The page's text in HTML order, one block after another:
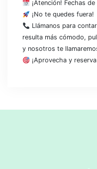
¡Atención! Fechas
¡No te quedes fuera!
Llámanos para
resulta más cómodo,
y nosotros te
¡Aprovecha y